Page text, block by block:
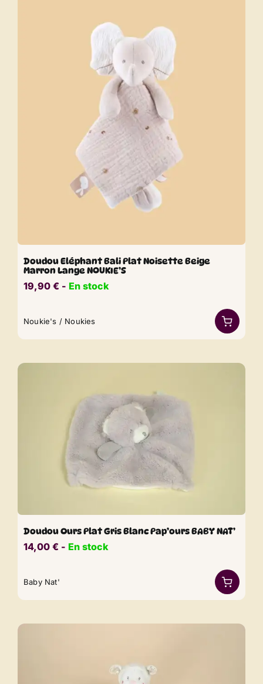
Doudou Eléphant Bali Plat Noisette Beige
Marron Lange NOUKIE’S
19,90 € ​​ - En stock
Noukie's / Noukies
Doudou Ours Plat Gris Blanc Pap’ours BABY NAT’
14,00 € ​​ - En stock
Baby Nat'